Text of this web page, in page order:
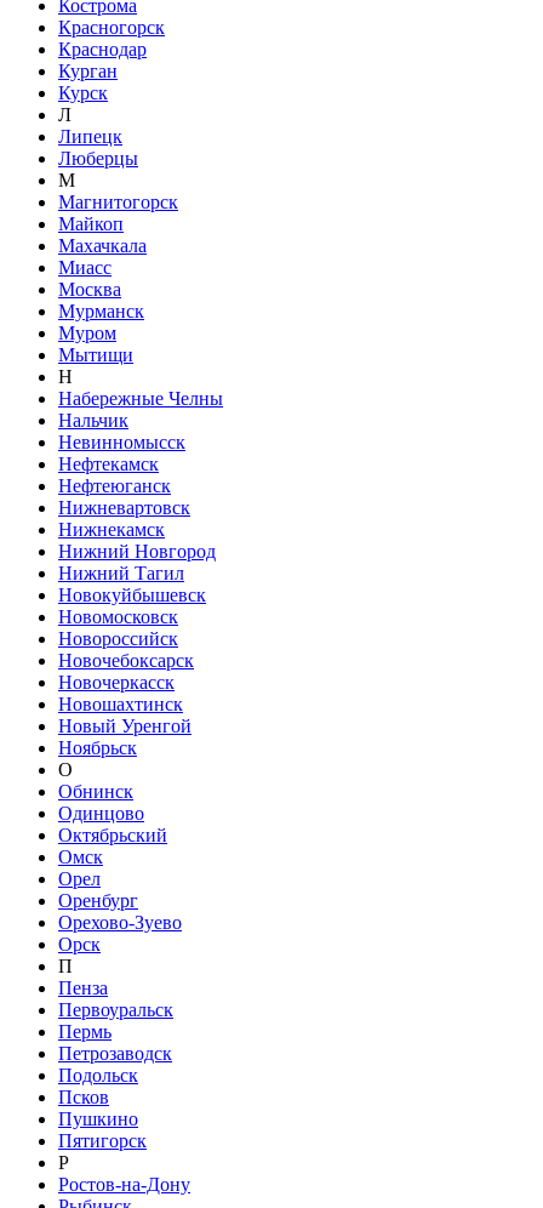
Кострома
Красногорск
Краснодар
Курган
Курск
Л
Липецк
Люберцы
М
Магнитогорск
Майкоп
Махачкала
Миасс
Москва
Мурманск
Муром
Мытищи
Н
Набережные Челны
Нальчик
Невинномысск
Нефтекамск
Нефтеюганск
Нижневартовск
Нижнекамск
Нижний Новгород
Нижний Тагил
Новокуйбышевск
Новомосковск
Новороссийск
Новочебоксарск
Новочеркасск
Новошахтинск
Новый Уренгой
Ноябрьск
О
Обнинск
Одинцово
Октябрьский
Омск
Орел
Оренбург
Орехово-Зуево
Орск
П
Пенза
Первоуральск
Пермь
Петрозаводск
Подольск
Псков
Пушкино
Пятигорск
Р
Ростов-на-Дону